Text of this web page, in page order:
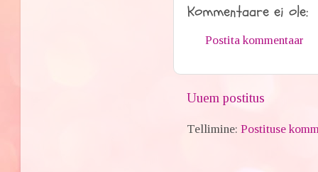
Kommentaare ei ole:
Postita kommentaar
Uuem postitus
Tellimine:Postituse